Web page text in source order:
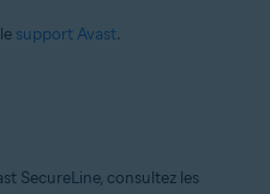
support Avast.
SecureLine, consultez les